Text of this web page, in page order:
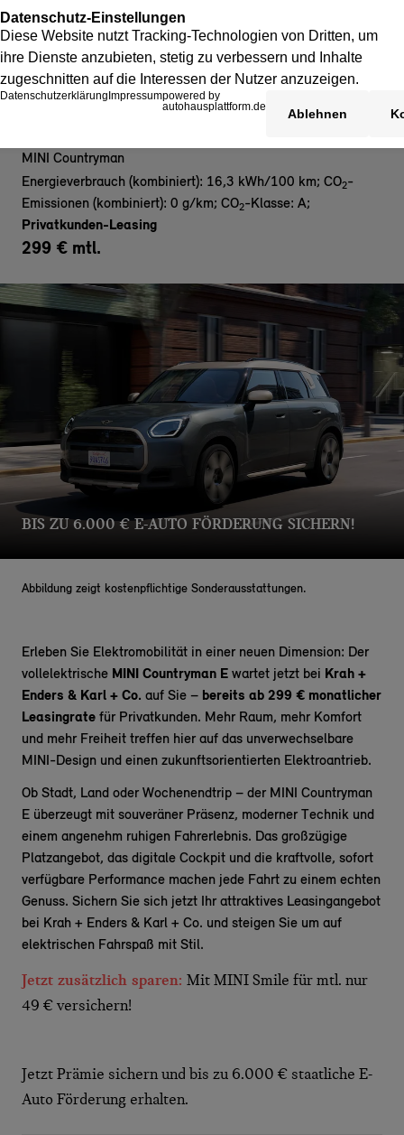
MINI Countryman
Energieverbrauch (kombiniert): 16,3 kWh/100 km; CO2-
Emissionen (kombiniert): 0 g/km; CO2-Klasse: A;
Privatkunden-Leasing
299 € mtl.
BIS ZU 6.000 € E-AUTO FÖRDERUNG SICHERN!
Abbildung zeigt kostenpflichtige Sonderausstattungen.
Erleben Sie Elektromobilität in einer neuen Dimension: Der
vollelektrische MINI Countryman E wartet jetzt bei Krah +
Enders & Karl + Co. auf Sie – bereits ab 299 € monatlicher
Leasingrate für Privatkunden. Mehr Raum, mehr Komfort
und mehr Freiheit treffen hier auf das unverwechselbare
MINI-Design und einen zukunftsorientierten Elektroantrieb.
Ob Stadt, Land oder Wochenendtrip – der MINI Countryman
E überzeugt mit souveräner Präsenz, moderner Technik und
einem angenehm ruhigen Fahrerlebnis. Das großzügige
Platzangebot, das digitale Cockpit und die kraftvolle, sofort
verfügbare Performance machen jede Fahrt zu einem echten
Genuss. Sichern Sie sich jetzt Ihr attraktives Leasingangebot
bei Krah + Enders & Karl + Co. und steigen Sie um auf
elektrischen Fahrspaß mit Stil.
Jetzt zusätzlich sparen: Mit MINI Smile für mtl. nur
49 € versichern!
Jetzt Prämie sichern und bis zu 6.000 € staatliche E-
Auto Förderung erhalten.